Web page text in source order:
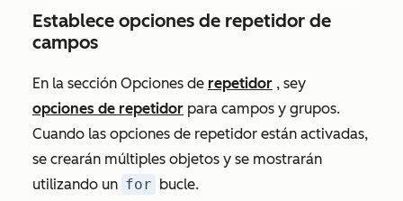
Establece opciones de repetidor de
campos
En la sección Opciones de repetidor , sey
opciones de repetidor para campos y grupos.
Cuando las opciones de repetidor están activadas,
se crearán múltiples objetos y se mostrarán
utilizando un for bucle.